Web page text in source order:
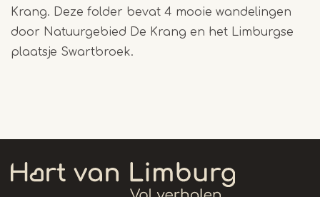
Krang. Deze folder bevat 4 mooie wandelingen
door Natuurgebied De Krang en het Limburgse
plaatsje Swartbroek.